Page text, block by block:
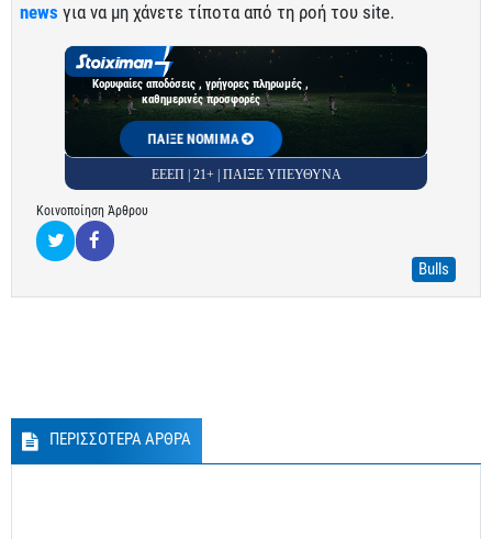
news για να μη χάνετε τίποτα από τη ροή του site.
Κορυφαίες αποδόσεις , γρήγορες πληρωμές ,
καθημερινές προσφορές
ΠΑΙΞΕ ΝΟΜΙΜΑ
ΕΕΕΠ | 21+ | ΠΑΙΞΕ ΥΠΕΥΘΥΝΑ
Κοινοποίηση Άρθρου
Bulls
ΠΕΡΙΣΣΟΤΕΡΑ ΑΡΘΡΑ